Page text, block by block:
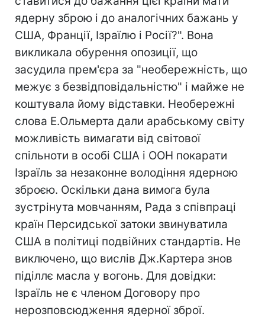
ядерну зброю і до аналогічних бажань у
США, Франції, Ізраїлю і Росії?". Вона
викликала обурення опозиції, що
засудила прем'єра за "необережність, що
межує з безвідповідальністю" і майже не
коштувала йому відставки. Необережні
слова Е.Ольмерта дали арабському світу
можливість вимагати від світової
спільноти в особі США і ООН покарати
Ізраїль за незаконне володіння ядерною
зброєю. Оскільки дана вимога була
зустрінута мовчанням, Рада з співпраці
країн Персидської затоки звинуватила
США в політиці подвійних стандартів. Не
виключено, що вислів Дж.Картера знов
піділлє масла у вогонь. Для довідки:
Ізраїль не є членом Договору про
нерозповсюдження ядерної зброї.